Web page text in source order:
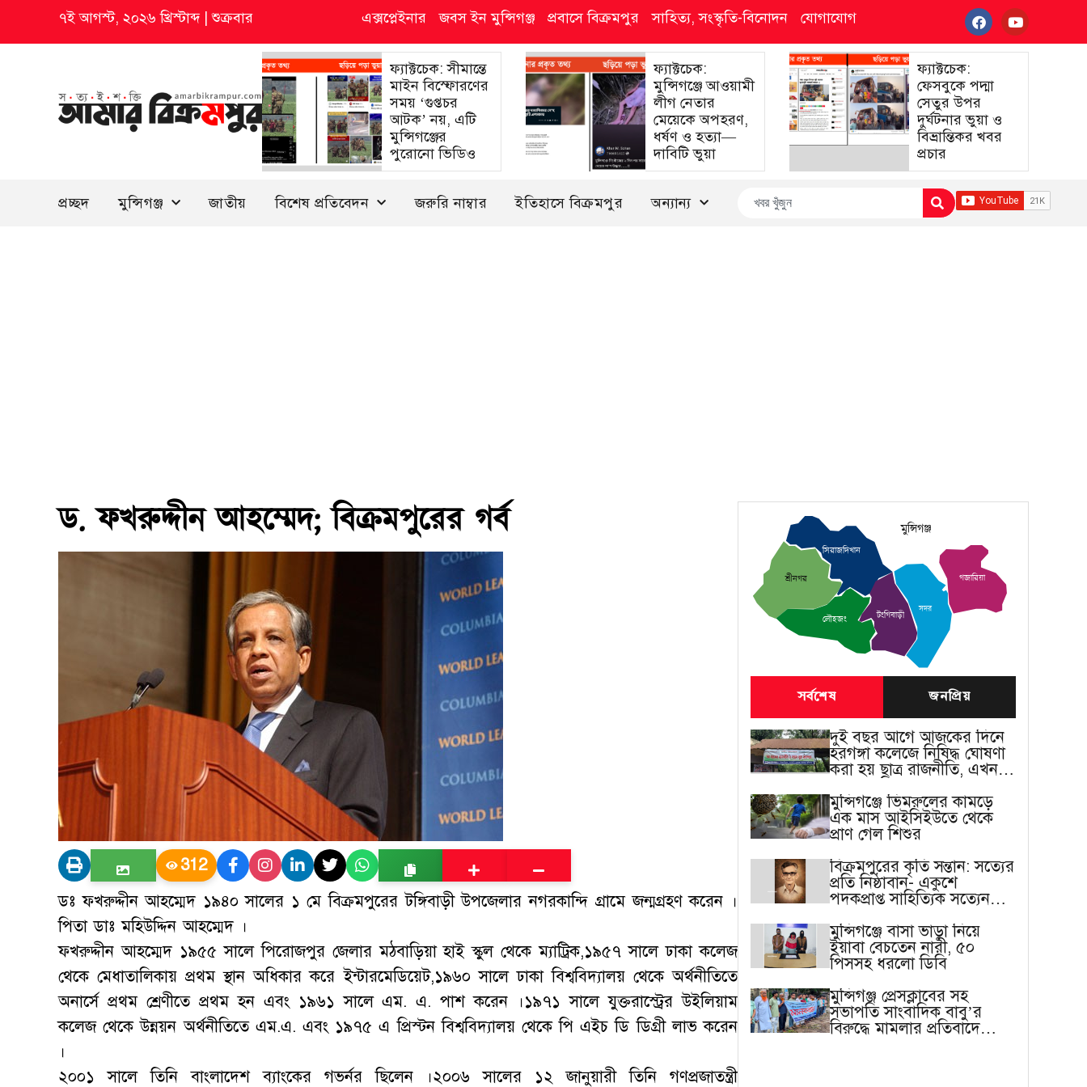
৭ই আগস্ট, ২০২৬ খ্রিস্টাব্দ|শুক্রবার এক্সপ্লেইনার জবস ইন মুন্সিগঞ্জ প্রবাসে বিক্রমপুর সাহিত্য, সংস্কৃতি-বিনোদন যোগাযোগ
ফ্যাক্টচেক: সীমান্তে
মাইন বিস্ফোরণের
সময় ‘গুপ্তচর
আটক’ নয়, এটি
মুন্সিগঞ্জের
পুরোনো ভিডিও
ফ্যাক্টচেক:
মুন্সিগঞ্জে আওয়ামী
লীগ নেতার
মেয়েকে অপহরণ,
ধর্ষণ ও হত্যা—
দাবিটি ভুয়া
ফ্যাক্টচেক:
ফেসবুকে পদ্মা
সেতুর উপর
দুর্ঘটনার ভুয়া ও
বিভ্রান্তিকর খবর
প্রচার
প্রচ্ছদ মুন্সিগঞ্জ জাতীয় বিশেষ প্রতিবেদন জরুরি নাম্বার ইতিহাসে বিক্রমপুর অন্যান্য
ড. ফখরুদ্দীন আহম্মেদ; বিক্রমপুরের গর্ব
312
ডঃ ফখরুদ্দীন আহম্মেদ ১৯৪০ সালের ১ মে বিক্রমপুরের টঙ্গিবাড়ী উপজেলার নগরকান্দি গ্রামে জন্মগ্রহণ করেন ।
পিতা ডাঃ মহিউদ্দিন আহম্মেদ ।
ফখরুদ্দীন আহম্মেদ ১৯৫৫ সালে পিরোজপুর জেলার মঠবাড়িয়া হাই স্কুল থেকে ম্যাট্রিক,১৯৫৭ সালে ঢাকা কলেজ
থেকে মেধাতালিকায় প্রথম স্থান অধিকার করে ইন্টারমেডিয়েট,১৯৬০ সালে ঢাকা বিশ্ববিদ্যালয় থেকে অর্থনীতিতে
অনার্সে প্রথম শ্রেণীতে প্রথম হন এবং ১৯৬১ সালে এম. এ. পাশ করেন ।১৯৭১ সালে যুক্তরাস্ট্রের উইলিয়াম
কলেজ থেকে উন্নয়ন অর্থনীতিতে এম.এ. এবং ১৯৭৫ এ প্রিস্টন বিশ্ববিদ্যালয় থেকে পি এইচ ডি ডিগ্রী লাভ করেন
।
২০০১ সালে তিনি বাংলাদেশ ব্যাংকের গভর্নর ছিলেন ।২০০৬ সালের ১২ জানুয়ারী তিনি গণপ্রজাতন্ত্রী
শ্রীনগর
সিরাজদিখান
টংগিবাড়ী
সদর
গজারিয়া
লৌহজং
মুন্সিগঞ্জ
সর্বশেষ জনপ্রিয়
দুই বছর আগে আজকের দিনে
হরগঙ্গা কলেজে নিষিদ্ধ ঘোষণা
করা হয় ছাত্র রাজনীতি, এখন
মুন্সিগঞ্জে ভিমরুলের কামড়ে
এক মাস আইসিইউতে থেকে
প্রাণ গেল শিশুর
বিক্রমপুরের কৃতি সন্তান: সত্যের
প্রতি নিষ্ঠাবান- একুশে
পদকপ্রাপ্ত সাহিত্যিক সত্যেন
মুন্সিগঞ্জে বাসা ভাড়া নিয়ে
ইয়াবা বেচতেন নারী, ৫০
পিসসহ ধরলো ডিবি
মুন্সিগঞ্জ প্রেসক্লাবের সহ
সভাপতি সাংবাদিক বাবু’র
বিরুদ্ধে মামলার প্রতিবাদে